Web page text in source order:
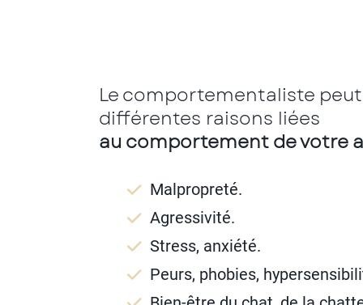
Le comportementaliste
différentes raisons liées
au comportement de votre
Malpropreté.
Agressivité.
Stress, anxiété.
Peurs, phobies,